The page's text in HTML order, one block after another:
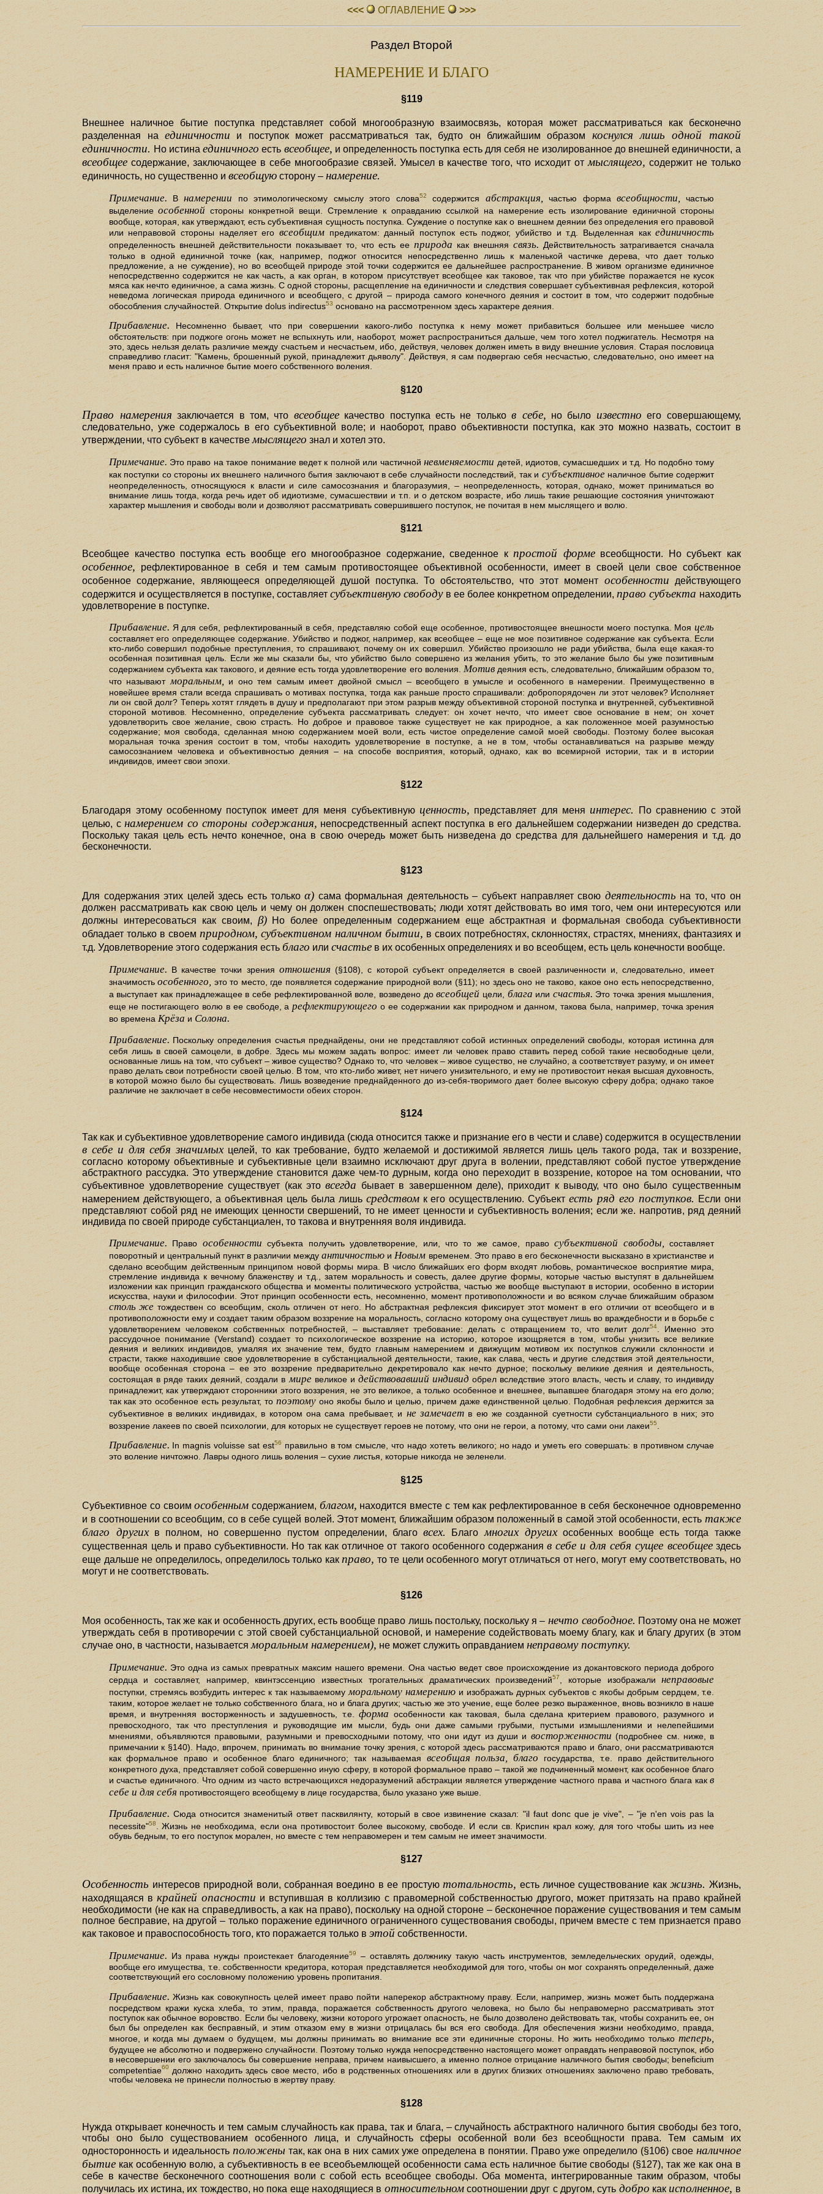
<<< ОГЛАВЛЕHИЕ >>>
Раздел Второй
НАМЕРЕНИЕ И БЛАГО
§119
Внешнее наличное бытие поступка представляет собой многообразную взаимосвязь, которая может рассматриваться как бесконечно
разделенная наединичности и поступок может рассматриваться так, будто он ближайшим образом коснулся лишь одной такой
единичности. Но истинаединичногоесть всеобщее, и определенность поступка есть для себя не изолированное до внешней единичности, а
всеобщее содержание, заключающее в себе многообразие связей. Умысел в качестве того, что исходит отмыслящего, содержит не только
единичность, но существенно ивсеобщую сторону –намерение.
Примечание. Внамерении по этимологическому смыслу этого слова52 содержится абстракция, частью форма всеобщности, частью
выделениеособенной стороны конкретной вещи. Стремление к оправданию ссылкой на намерение есть изолирование единичной стороны
вообще, которая, как утверждают, есть субъективная сущность поступка. Суждение о поступке как о внешнем деянии без определения его правовой
или неправовой стороны наделяет еговсеобщимпредикатом: данный поступок есть поджог, убийство и т.д. Выделенная какединичность
определенность внешней действительности показывает то, что есть ееприрода как внешняясвязь.Действительность затрагивается сначала
только в одной единичной точке (как, например, поджог относится непосредственно лишь к маленькой частичке дерева, что дает только
предложение, а не суждение), но во всеобщей природе этой точки содержится ее дальнейшее распространение. В живом организме единичное
непосредственно содержится не как часть, а как орган, в котором присутствует всеобщее как таковое, так что при убийстве поражается не кусок
мяса как нечто единичное, а сама жизнь. С одной стороны, расщепление на единичности и следствия совершает субъективная рефлексия, которой
неведома логическая природа единичного и всеобщего, с другой – природа самого конечного деяния и состоит в том, что содержит подобные
обособления случайностей. Открытие dolus indirectus53 основано на рассмотренном здесь характере деяния.
Прибавление. Несомненно бывает, что при совершении какого-либо поступка к нему может прибавиться большее или меньшее число
обстоятельств: при поджоге огонь может не вспыхнуть или, наоборот, может распространиться дальше, чем того хотел поджигатель. Несмотря на
это, здесь нельзя делать различие между счастьем и несчастьем, ибо, действуя, человек должен иметь в виду внешние условия. Старая пословица
справедливо гласит: "Камень, брошенный рукой, принадлежит дьяволу". Действуя, я сам подвергаю себя несчастью, следовательно, оно имеет на
меня право и есть наличное бытие моего собственного воления.
§120
Право намерения заключается в том, что всеобщеекачество поступка есть не тольков себе, но былоизвестно его совершающему,
следовательно, уже содержалось в его субъективной воле; и наоборот, право объективности поступка, как это можно назвать, состоит в
утверждении, что субъект в качествемыслящего знал и хотел это.
Примечание. Это право на такое понимание ведет к полной или частичнойневменяемости детей, идиотов, сумасшедших и т.д. Но подобно тому
как поступки со стороны их внешнего наличного бытия заключают в себе случайности последствий, так и субъективноеналичное бытие содержит
неопределенность, относящуюся к власти и силе самосознания и благоразумия, – неопределенность, которая, однако, может приниматься во
внимание лишь тогда, когда речь идет об идиотизме, сумасшествии и т.п. и о детском возрасте, ибо лишь такие решающие состояния уничтожают
характер мышления и свободы воли и дозволяют рассматривать совершившего поступок, не почитая в нем мыслящего и волю.
§121
Всеобщее качество поступка есть вообще его многообразное содержание, сведенное кпростой формевсеобщности. Но субъект как
особенное,рефлектированное в себя и тем самым противостоящее объективной особенности, имеет в своей цели свое собственное
особенное содержание, являющееся определяющей душой поступка. То обстоятельство, что этот момент особенности действующего
содержится и осуществляется в поступке, составляетсубъективную свободув ее более конкретном определении,право субъекта находить
удовлетворение в поступке.
Прибавление.Я для себя, рефлектированный в себя, представляю собой еще особенное, противостоящее внешности моего поступка. Мояцель
составляет его определяющее содержание. Убийство и поджог, например, как всеобщее – еще не мое позитивное содержание как субъекта. Если
кто-либо совершил подобные преступления, то спрашивают, почему он их совершил. Убийство произошло не ради убийства, была еще какая-то
особенная позитивная цель. Если же мы сказали бы, что убийство было совершено из желания убить, то это желание было бы уже позитивным
содержанием субъекта как такового, и деяние есть тогда удовлетворение его воления.Мотивдеяния есть, следовательно, ближайшим образом то,
что называютморальным, и оно тем самым имеет двойной смысл – всеобщего в умысле и особенного в намерении. Преимущественно в
новейшее время стали всегда спрашивать о мотивах поступка, тогда как раньше просто спрашивали: добропорядочен ли этот человек? Исполняет
ли он свой долг? Теперь хотят глядеть в душу и предполагают при этом разрыв между объективной стороной поступка и внутренней, субъективной
стороной мотивов. Несомненно, определение субъекта рассматривать следует: он хочет нечто, что имеет свое основание в нем; он хочет
удовлетворить свое желание, свою страсть. Но доброе и правовое также существует не как природное, а как положенное моей разумностью
содержание; моя свобода, сделанная мною содержанием моей воли, есть чистое определение самой моей свободы. Поэтому более высокая
моральная точка зрения состоит в том, чтобы находить удовлетворение в поступке, а не в том, чтобы останавливаться на разрыве между
самосознанием человека и объективностью деяния – на способе восприятия, который, однако, как во всемирной истории, так и в истории
индивидов, имеет свои эпохи.
§122
Благодаря этому особенному поступок имеет для меня субъективную ценность, представляет для меня интерес.
По сравнению с этой
целью, снамерением со стороны содержания, непосредственный аспект поступка в его дальнейшем содержании низведен до средства.
Поскольку такая цель есть нечто конечное, она в свою очередь может быть низведена до средства для дальнейшего намерения и т.д. до
бесконечности.
§123
Для содержания этих целей здесь есть толькоα)сама формальная деятельность – субъект направляет своюдеятельность на то, что он
должен рассматривать как свою цель и чему он должен споспешествовать; люди хотят действовать во имя того, чем они интересуются или
должны интересоваться как своим, β)Но более определенным содержанием еще абстрактная и формальная свобода субъективности
обладает только в своем природном, субъективном наличном бытии,в своих потребностях, склонностях, страстях, мнениях, фантазиях и
т.д. Удовлетворение этого содержания естьблаго илисчастье в их особенных определениях и во всеобщем, есть цель конечности вообще.
Примечание. В качестве точки зрения отношения(§108), с которой субъект определяется в своей различенности и, следовательно, имеет
значимостьособенного, это то место, где появляется содержание природной воли (§11); но здесь оно не таково, какое оно есть непосредственно,
а выступает как принадлежащее в себе рефлектированной воле, возведено довсеобщей цели,блага илисчастья. Это точка зрения мышления,
еще не постигающего волю в ее свободе, арефлектирующего о ее содержании как природном и данном, такова была, например, точка зрения
во времена Крёзаи Солона.
Прибавление. Поскольку определения счастья преднайдены, они не представляют собой истинных определений свободы, которая истинна для
себя лишь в своей самоцели, в добре. Здесь мы можем задать вопрос: имеет ли человек право ставить перед собой такие несвободные цели,
основанные лишь на том, что субъект – живое существо? Однако то, что человек – живое существо, не случайно, а соответствует разуму, и он имеет
право делать свои потребности своей целью. В том, что кто-либо живет, нет ничего унизительного, и ему не противостоит некая высшая духовность,
в которой можно было бы существовать. Лишь возведение преднайденного до из-себя-творимого дает более высокую сферу добра; однако такое
различие не заключает в себе несовместимости обеих сторон.
§124
Так как и субъективное удовлетворение самого индивида (сюда относится также и признание его в чести и славе) содержится в осуществлении
в себе и для себя значимыхцелей, то как требование, будто желаемой и достижимой является лишь цель такого рода, так и воззрение,
согласно которому объективные и субъективные цели взаимно исключают друг друга в волении, представляют собой пустое утверждение
абстрактного рассудка. Это утверждение становится даже чем-то дурным, когда оно переходит в воззрение, которое на том основании, что
субъективное удовлетворение существует (как этовсегда бывает в завершенном деле), приходит к выводу, что оно было существенным
намерением действующего, а объективная цель была лишь средствомк его осуществлению. Субъектесть ряд его поступков. Если они
представляют собой ряд не имеющих ценности свершений, то не имеет ценности и субъективность воления; если же. напротив, ряд деяний
индивида по своей природе субстанциален, то такова и внутренняя воля индивида.
Примечание. Правоособенностисубъекта получить удовлетворение, или, что то же самое, правосубъективной свободы,составляет
поворотный и центральный пункт в различии междуантичностью иНовым временем. Это право в его бесконечности высказано в христианстве и
сделано всеобщим действенным принципом новой формы мира. В число ближайших его форм входят любовь, романтическое восприятие мира,
стремление индивида к вечному блаженству и т.д., затем моральность и совесть, далее другие формы, которые частью выступят в дальнейшем
изложении как принцип гражданского общества и моменты политического устройства, частью же вообще выступают в истории, особенно в истории
искусства, науки и философии. Этот принцип особенности есть, несомненно, момент противоположности и во всяком случае ближайшим образом
столь жетождествен со всеобщим, сколь отличен от него. Но абстрактная рефлексия фиксирует этот момент в его отличии от всеобщего и в
противоположности ему и создает таким образом воззрение на моральность, согласно которому она существует лишь во враждебности и в борьбе с
удовлетворением человеком собственных потребностей, – выставляет требование: делать с отвращением то, что велит долг54
. Именно это
рассудочное понимание (Verstand) создает то психологическое воззрение на историю, которое изощряется в том, чтобы унизить все великие
деяния и великих индивидов, умаляя их значение тем, будто главным намерением и движущим мотивом их поступков служили склонности и
страсти, также находившие свое удовлетворение в субстанциальной деятельности, такие, как слава, честь и другие следствия этой деятельности,
вообще особенная сторона – ее это воззрение предварительно декретировало как нечто дурное; поскольку великие деяния и деятельность,
состоящая в ряде таких деяний, создали в миревеликое идействовавший индивид обрел вследствие этого власть, честь и славу, то индивиду
принадлежит, как утверждают сторонники этого воззрения, не это великое, а только особенное и внешнее, выпавшее благодаря этому на его долю;
так как это особенное есть результат, то поэтомуоно якобы было и целью, причем даже единственной целью. Подобная рефлексия держится за
субъективное в великих индивидах, в котором она сама пребывает, и не замечаетв ею же созданной суетности субстанциального в них; это
воззрение лакеев по своей психологии, для которых не существует героев не потому, что они не герои, а потому, что сами они лакеи55
Прибавление. In magnis voluisse sat est56правильно в том смысле, что надо хотеть великого; но надо и уметь его совершать: в противном случае
это воление ничтожно. Лавры одного лишь воления – сухие листья, которые никогда не зеленели.
§125
Субъективное со своимособенным содержанием,благом, находится вместе с тем как рефлектированное в себя бесконечное одновременно
и в соотношении со всеобщим, со в себе сущей волей. Этот момент, ближайшим образом положенный в самой этой особенности, есть также
благо другихв полном, но совершенно пустом определении, благовсех.Благомногих другихособенных вообще есть тогда также
существенная цель и право субъективности. Но так как отличное от такого особенного содержания в себе и для себя сущее всеобщеездесь
еще дальше не определилось, определилось только какправо, то те цели особенного могут отличаться от него, могут ему соответствовать, но
могут и не соответствовать.
§126
Моя особенность, так же как и особенность других, есть вообще право лишь постольку, поскольку я – нечто свободное.Поэтому она не может
утверждать себя в противоречии с этой своей субстанциальной основой, и намерение содействовать моему благу, как и благу других (в этом
случае оно, в частности, называетсяморальным намерением), не может служить оправданиемнеправому поступку.
Примечание. Это одна из самых превратных максим нашего времени. Она частью ведет свое происхождение из докантовского периода доброго
сердца и составляет, например, квинтэссенцию известных трогательных драматических произведений57, которые изображалинеправовые
поступки, стремясь возбудить интерес к так называемомуморальному намерению и изображать дурных субъектов с якобы добрым сердцем, т.е.
таким, которое желает не только собственного блага, но и блага других; частью же это учение, еще более резко выраженное, вновь возникло в наше
время, и внутренняя восторженность и задушевность, т.е.форма особенности как таковая, была сделана критерием правового, разумного и
превосходного, так что преступления и руководящие им мысли, будь они даже самыми грубыми, пустыми измышлениями и нелепейшими
мнениями, объявляются правовыми, разумными и превосходными потому, что они идут из души и восторженности(подробнее см. ниже, в
примечании к §140). Надо, впрочем, принимать во внимание точку зрения, с которой здесь рассматриваются право и благо, они рассматриваются
как формальное право и особенное благо единичного; так называемаявсеобщая польза, благо государства, т.е. право действительного
конкретного духа, представляет собой совершенно иную сферу, в которой формальное право – такой же подчиненный момент, как особенное благо
и счастье единичного. Что одним из часто встречающихся недоразумений абстракции является утверждение частного права и частного блага какв
себе и для себяпротивостоящего всеобщему в лице государства, было указано уже выше.
Прибавление. Сюда относится знаменитый ответ пасквилянту, который в свое извинение сказал: "il faut donc que je vive", – "je n'en vois pas la
necessite"58 . Жизнь не необходима, если она противостоит более высокому, свободе. И если св. Криспин крал кожу, для того чтобы шить из нее
обувь бедным, то его поступок морален, но вместе с тем неправомерен и тем самым не имеет значимости.
§127
Особенность интересов природной воли, собранная воедино в ее простую тотальность, есть личное существование какжизнь. Жизнь,
находящаяся вкрайней опасности и вступившая в коллизию с правомерной собственностью другого, может притязать на право крайней
необходимости (не как на справедливость, а как на право), поскольку на одной стороне – бесконечное поражение существования и тем самым
полное бесправие, на другой – только поражение единичного ограниченного существования свободы, причем вместе с тем признается право
как таковое и правоспособность того, кто поражается только вэтой собственности.
Примечание. Из права нужды проистекает благодеяние59– оставлять должнику такую часть инструментов, земледельческих орудий, одежды,
вообще его имущества, т.е. собственности кредитора, которая представляется необходимой для того, чтобы он мог сохранять определенный, даже
соответствующий его сословному положению уровень пропитания.
Прибавление.Жизнь как совокупность целей имеет право пойти наперекор абстрактному праву. Если, например, жизнь может быть поддержана
посредством кражи куска хлеба, то этим, правда, поражается собственность другого человека, но было бы неправомерно рассматривать этот
поступок как обычное воровство. Если бы человеку, жизни которого угрожает опасность, не было дозволено действовать так, чтобы сохранить ее, он
был бы определен как бесправный, и этим отказом ему в жизни отрицалась бы вся его свобода. Для обеспечения жизни необходимо, правда,
многое, и когда мы думаем о будущем, мы должны принимать во внимание все эти единичные стороны. Но жить необходимо толькотеперь,
будущее не абсолютно и подвержено случайности. Поэтому только нужда непосредственно настоящего может оправдать неправовой поступок, ибо
в несовершении его заключалось бы совершение неправа, причем наивысшего, а именно полное отрицание наличного бытия свободы; beneficium
competentiae60должно находить здесь свое место, ибо в родственных отношениях или в других близких отношениях заключено право требовать,
чтобы человека не принесли полностью в жертву праву.
§128
Нужда открывает конечность и тем самым случайность как права, так и блага, – случайность абстрактного наличного бытия свободы без того,
чтобы оно было существованием особенного лица, и случайность сферы особенной воли без всеобщности права. Тем самым их
односторонность и идеальностьположенытак, как она в них самих уже определена в понятии. Право уже определило (§106) свое наличное
бытие как особенную волю, а субъективность в ее всеобъемлющей особенности сама есть наличное бытие свободы (§127), так же как она в
себе в качестве бесконечного соотношения воли с собой есть всеобщее свободы. Оба момента, интегрированные таким образом, чтобы
получилась их истина, их тождество, но пока еще находящиеся вотносительномсоотношении друг с другом, суть добро как исполненное, в